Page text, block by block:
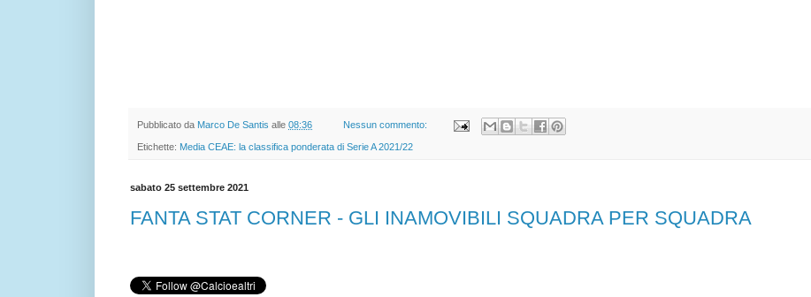
Pubblicato da Marco De Santis alle 08:36 Nessun commento:
Etichette: Media CEAE: la classifica ponderata di Serie A 2021/22
sabato 25 settembre 2021
FANTA STAT CORNER - GLI INAMOVIBILI SQUADRA PER SQUADRA